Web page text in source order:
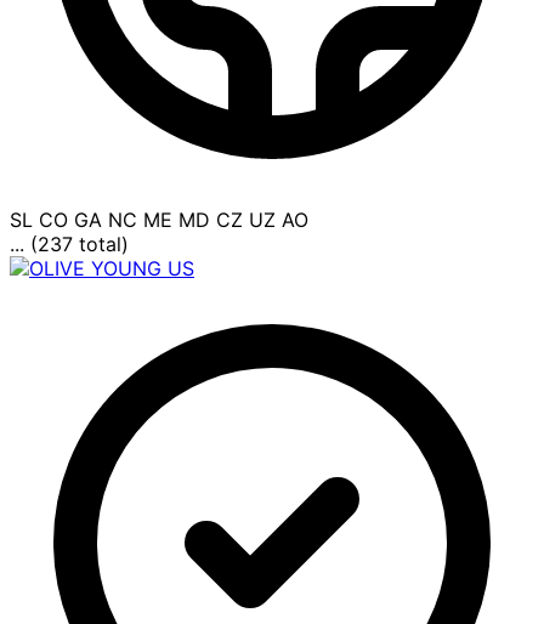
SL CO GA NC ME MD CZ UZ AO
... (237 total)